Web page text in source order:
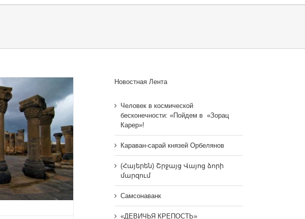
Новостная Лента
Человек в космической
бесконечности: «Пойдем в «Зорац
Карер»!
Караван-сарай князей Орбелянов
(Հայերեն) Շրջայց Վայոց ձորի
մարզում
Самсонаванк
«ДЕВИЧЬЯ КРЕПОСТЬ»